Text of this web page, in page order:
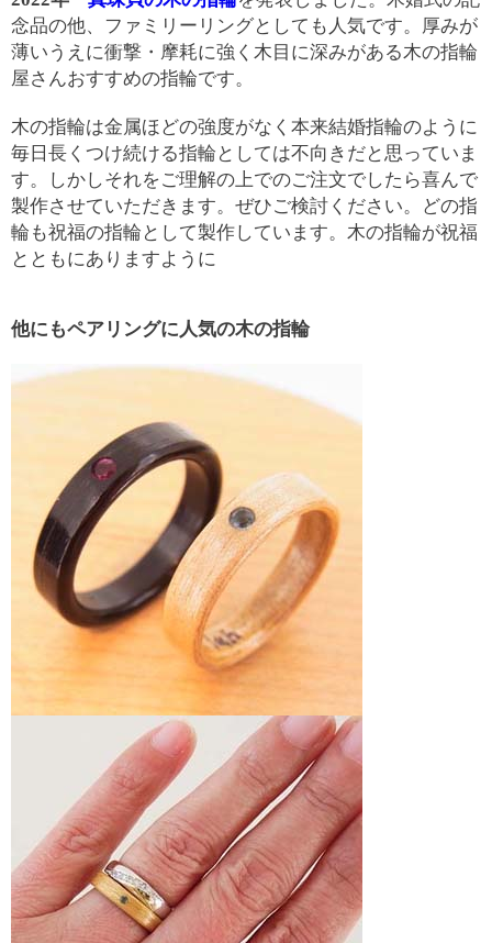
念品の他、ファミリーリングとしても人気です。厚みが
薄いうえに衝撃・摩耗に強く木目に深みがある木の指輪
屋さんおすすめの指輪です。
木の指輪は金属ほどの強度がなく本来結婚指輪のように
毎日長くつけ続ける指輪としては不向きだと思っていま
す。しかしそれをご理解の上でのご注文でしたら喜んで
製作させていただきます。ぜひご検討ください。どの指
輪も祝福の指輪として製作しています。木の指輪が祝福
とともにありますように
他にもペアリングに人気の木の指輪